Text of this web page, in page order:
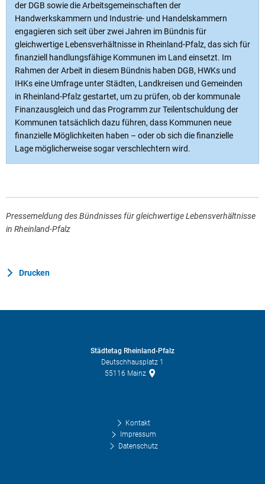
der DGB sowie die Arbeitsgemeinschaften der
Handwerkskammern und Industrie- und Handelskammern
engagieren sich seit über zwei Jahren im Bündnis für
gleichwertige Lebensverhältnisse in Rheinland-Pfalz, das sich für
finanziell handlungsfähige Kommunen im Land einsetzt. Im
Rahmen der Arbeit in diesem Bündnis haben DGB, HWKs und
IHKs eine Umfrage unter Städten, Landkreisen und Gemeinden
in Rheinland-Pfalz gestartet, um zu prüfen, ob der kommunale
Finanzausgleich und das Programm zur Teilentschuldung der
Kommunen tatsächlich dazu führen, dass Kommunen neue
finanzielle Möglichkeiten haben – oder ob sich die finanzielle
Lage möglicherweise sogar verschlechtern wird.
Pressemeldung des Bündnisses für gleichwertige Lebensverhältnisse
in Rheinland-Pfalz
Drucken
Städtetag Rheinland-Pfalz
Deutschhausplatz 1
55116 Mainz
Kontakt
Impressum
Datenschutz